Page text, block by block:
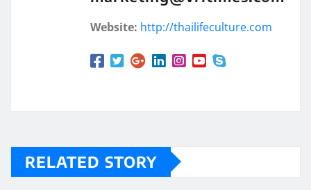
Website: http://thailifeculture.com
RELATED STORY